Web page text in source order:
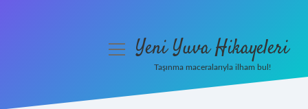
menüyüYeni Yuva Hikayeleri
Taşınma maceralarıyla ilham bul!